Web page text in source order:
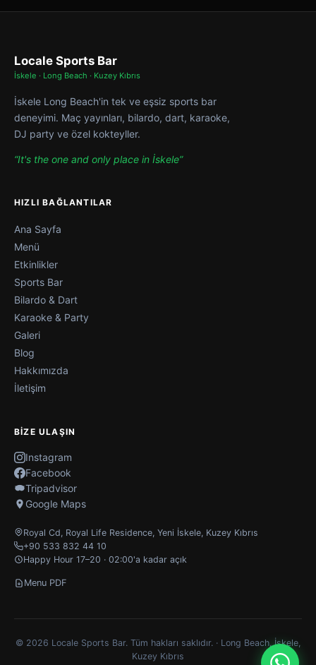
Locale Sports Bar
İskele · Long Beach · Kuzey Kıbrıs
İskele Long Beach'in tek ve eşsiz sports bar
deneyimi. Maç yayınları, bilardo, dart, karaoke,
DJ party ve özel kokteyller.
“It's the one and only place in İskele”
HIZLI BAĞLANTILAR
Ana Sayfa
Menü
Etkinlikler
Sports Bar
Bilardo & Dart
Karaoke & Party
Galeri
Blog
Hakkımızda
İletişim
BIZE ULAŞIN
Instagram
Facebook
Tripadvisor
Google Maps
Royal Cd, Royal Life Residence, Yeni İskele, Kuzey Kıbrıs
+90 533 832 44 10
Happy Hour 17–20 · 02:00'a kadar açık
Menu PDF
© 2026 Locale Sports Bar. Tüm hakları saklıdır. · Long Beach, İskele,
Kuzey Kıbrıs